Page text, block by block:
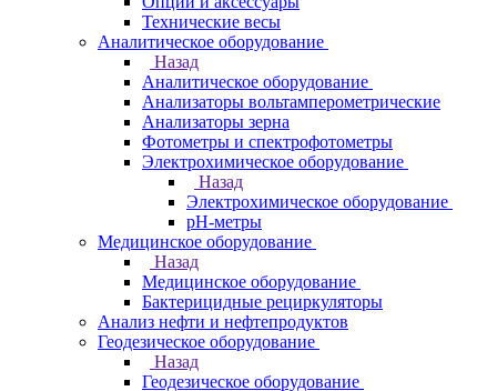
Технические весы
Аналитическое оборудование
Назад
Аналитическое оборудование
Анализаторы вольтамперометрические
Анализаторы зерна
Фотометры и спектрофотометры
Электрохимическое оборудование
Назад
Электрохимическое оборудование
pH-метры
Медицинское оборудование
Назад
Медицинское оборудование
Бактерицидные рециркуляторы
Анализ нефти и нефтепродуктов
Геодезическое оборудование
Назад
Геодезическое оборудование